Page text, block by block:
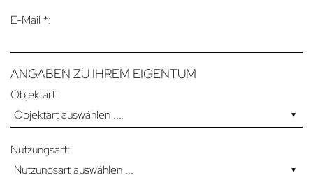
E-Mail *:
ANGABEN ZU IHREM EIGENTUM
Objektart:
Nutzungsart: